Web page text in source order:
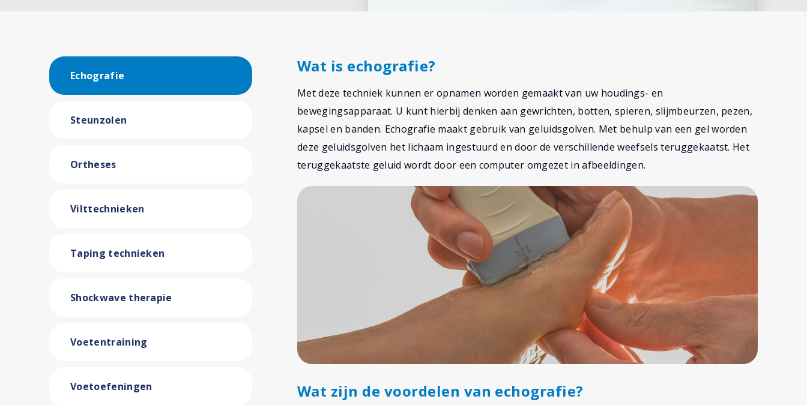
Echografie
Steunzolen
Ortheses
Vilttechnieken
Taping technieken
Shockwave therapie
Voetentraining
Voetoefeningen
Wat is echografie?
Met deze techniek kunnen er opnamen worden gemaakt van uw houdings- en
bewegingsapparaat. U kunt hierbij denken aan gewrichten, botten, spieren, slijmbeurzen, pezen,
kapsel en banden. Echografie maakt gebruik van geluidsgolven. Met behulp van een gel worden
deze geluidsgolven het lichaam ingestuurd en door de verschillende weefsels teruggekaatst. Het
teruggekaatste geluid wordt door een computer omgezet in afbeeldingen.
Wat zijn de voordelen van echografie?